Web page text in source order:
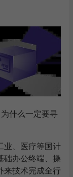
什么一定要寻
业、医疗等国计
础办公终端、操
来技术完成全行